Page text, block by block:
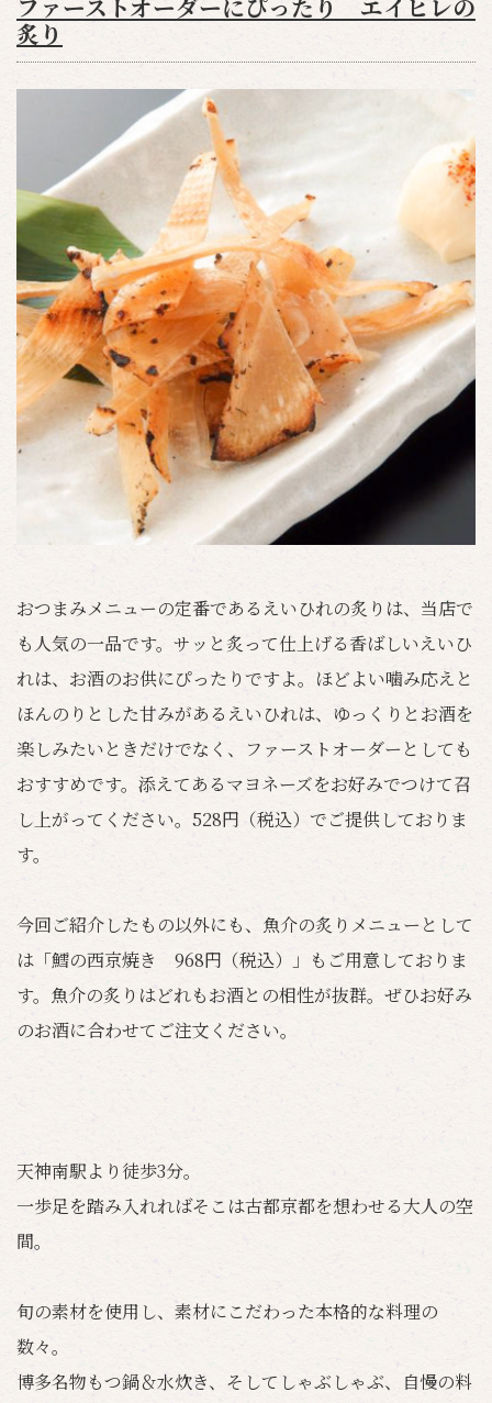
ファーストオーダーにぴったり エイヒレの
炙り
おつまみメニューの定番であるえいひれの炙りは、当店で
も人気の一品です。サッと炙って仕上げる香ばしいえいひ
れは、お酒のお供にぴったりですよ。ほどよい噛み応えと
ほんのりとした甘みがあるえいひれは、ゆっくりとお酒を
楽しみたいときだけでなく、ファーストオーダーとしても
おすすめです。添えてあるマヨネーズをお好みでつけて召
し上がってください。528円（税込）でご提供しておりま
す。
今回ご紹介したもの以外にも、魚介の炙りメニューとして
は「鱈の西京焼き 968円（税込）」もご用意しておりま
す。魚介の炙りはどれもお酒との相性が抜群。ぜひお好み
のお酒に合わせてご注文ください。
天神南駅より徒歩3分。
一歩足を踏み入れればそこは古都京都を想わせる大人の空
間。
旬の素材を使用し、素材にこだわった本格的な料理の
数々。
博多名物もつ鍋＆水炊き、そしてしゃぶしゃぶ、自慢の料